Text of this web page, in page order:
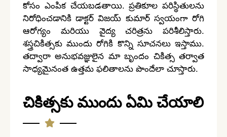
కోసం ఎంపిక చేయబడతాయి. ప్రతికూల పరిస్థితులను
నిరోధించడానికి డాక్టర్ విజయ్ కుమార్ స్వయంగా రోగి
ఆరోగ్యం మరియు వైద్య చరిత్రను పరిశీలిస్తారు.
శస్త్రచికిత్సకు ముందు రోగికి కొన్ని సూచనలు ఇస్తాము.
తద్వారా అనుభవజ్ఞులైన మా బృందం చికిత్స తర్వాత
సాధ్యమైనంత ఉత్తమ ఫలితాలను పొందేలా చూస్తారు.
చికిత్సకు ముందు ఏమి చేయాలి